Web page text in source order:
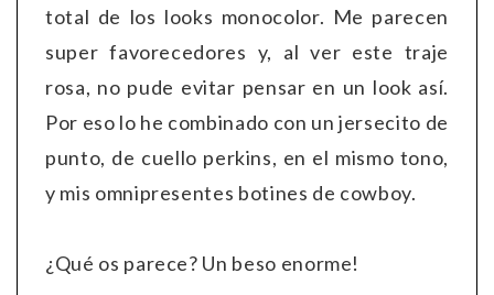
total de los looks monocolor. Me parecen
super favorecedores y, al ver este traje
rosa, no pude evitar pensar en un look así.
Por eso lo he combinado con un jersecito de
punto, de cuello perkins, en el mismo tono,
y mis omnipresentes botines de cowboy.
¿Qué os parece? Un beso enorme!